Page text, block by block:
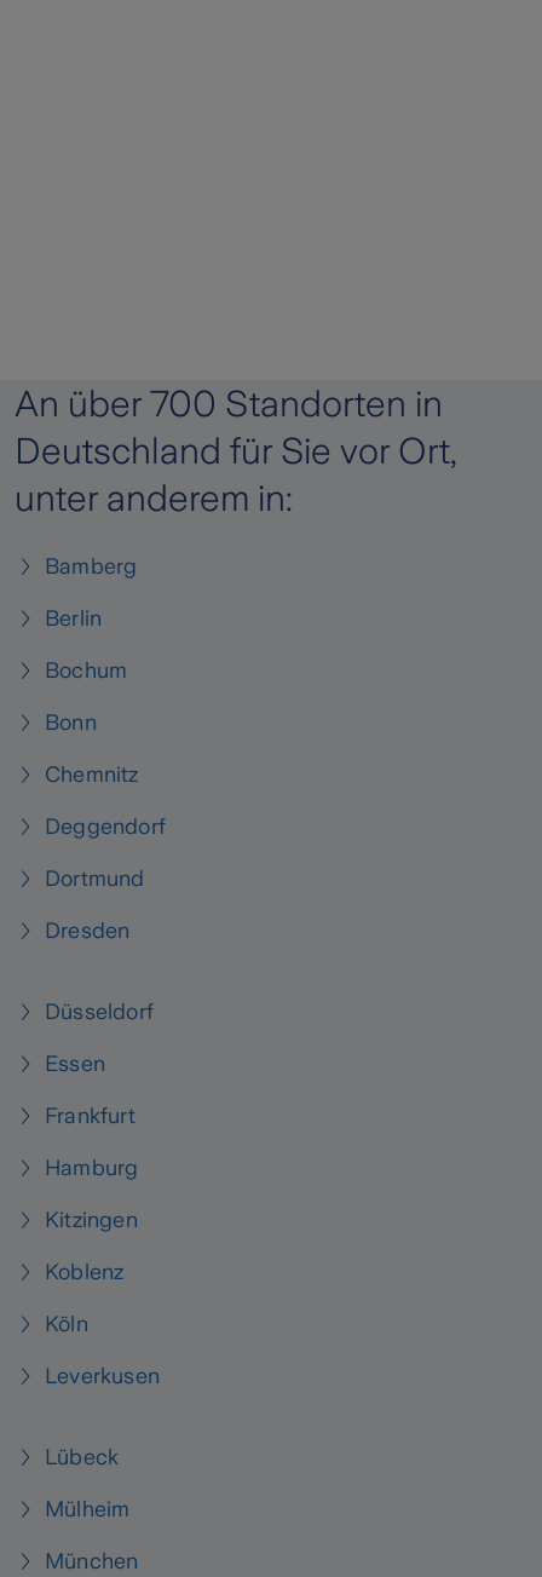
An über 700 Standorten in
Deutschland für Sie vor Ort,
unter anderem in:
Bamberg
Berlin
Bochum
Bonn
Chemnitz
Deggendorf
Dortmund
Dresden
Düsseldorf
Essen
Frankfurt
Hamburg
Kitzingen
Koblenz
Köln
Leverkusen
Lübeck
Mülheim
München